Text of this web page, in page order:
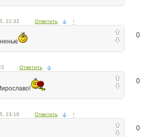
22:32 Ответить ↑
0
Ответить
0
23:18 Ответить ↑
0